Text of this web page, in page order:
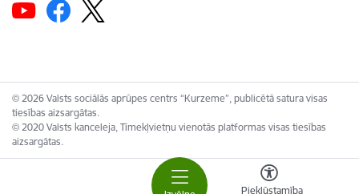
Piekļūstamība
© 2026 Valsts sociālās aprūpes centrs “Kurzeme”, publicētā satura visas
tiesības aizsargātas.
© 2020 Valsts kanceleja, Tīmekļvietņu vienotās platformas visas tiesības
aizsargātas.